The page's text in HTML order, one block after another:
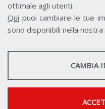
ottimale agli utenti.
Qui puoi cambiare le tue
sono disponibili nella nostra
STATISTICHE
Mostra maggiori
CAMBIA
Accesso Consulta
Accesso Team
Contatti Privacy